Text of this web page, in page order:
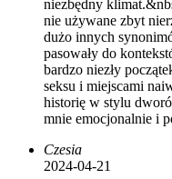
niezbędny
nie używane zbyt
dużo innych
pasowały do
bardzo niezły
seksu i miejscami
historię w stylu
mnie emocjonalnie i
Czesia
2024-04-21